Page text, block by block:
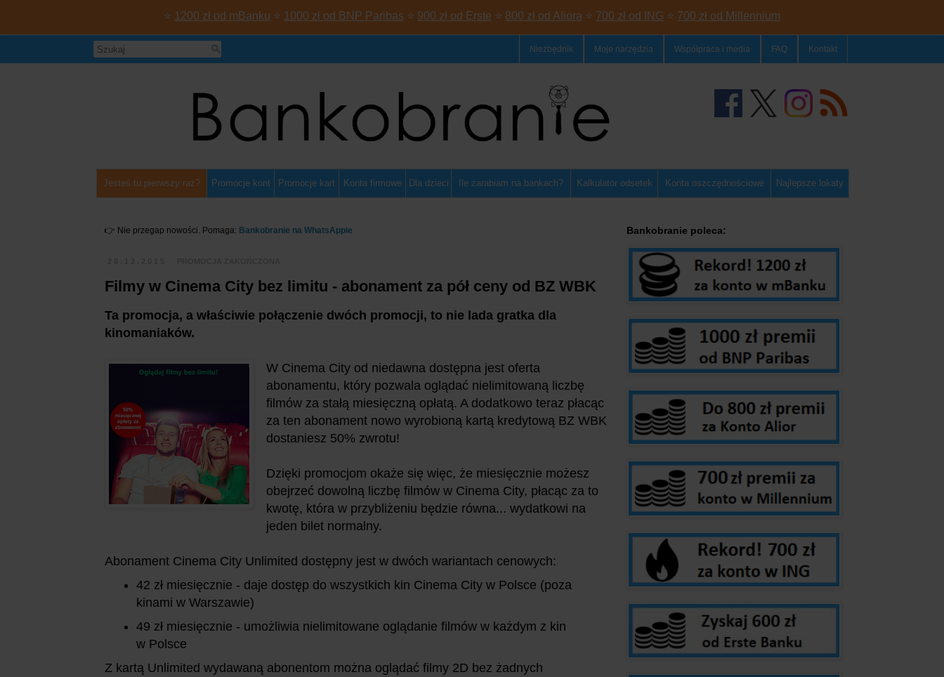
⭐ 1200 zł od mBanku ⭐ 1000 zł od BNP Paribas ⭐ 900 zł od Erste ⭐ 800 zł od Aliora ⭐ 700 zł od ING ⭐ 700 zł od Millennium
Niezbędnik Moje narzędzia Współpraca i media FAQ Kontakt
Jesteś tu pierwszy raz? Promocje kont Promocje kart Konta firmowe Dla dzieci Ile zarabiam na bankach? Kalkulator odsetek Konta oszczędnościowe Najlepsze lokaty
👉 Nie przegap nowości. Pomaga: Bankobranie na WhatsAppie
Filmy w Cinema City bez limitu - abonament za pół ceny od BZ WBK
Ta promocja, a właściwie połączenie dwóch promocji, to nie lada gratka dla
kinomaniaków.
W Cinema City od niedawna dostępna jest oferta
abonamentu, który pozwala oglądać nielimitowaną liczbę
filmów za stałą miesięczną opłatą. A dodatkowo teraz płacąc
za ten abonament nowo wyrobioną kartą kredytową BZ WBK
dostaniesz 50% zwrotu!
Dzięki promocjom okaże się więc, że miesięcznie możesz
obejrzeć dowolną liczbę filmów w Cinema City, płacąc za to
kwotę, która w przybliżeniu będzie równa... wydatkowi na
jeden bilet normalny.
Abonament Cinema City Unlimited dostępny jest w dwóch wariantach cenowych:
42 zł miesięcznie - daje dostęp do wszystkich kin Cinema City w Polsce (poza
kinami w Warszawie)
49 zł miesięcznie - umożliwia nielimitowane oglądanie filmów w każdym z kin
w Polsce
Z kartą Unlimited wydawaną abonentom można oglądać filmy 2D bez żadnych
Bankobranie poleca: